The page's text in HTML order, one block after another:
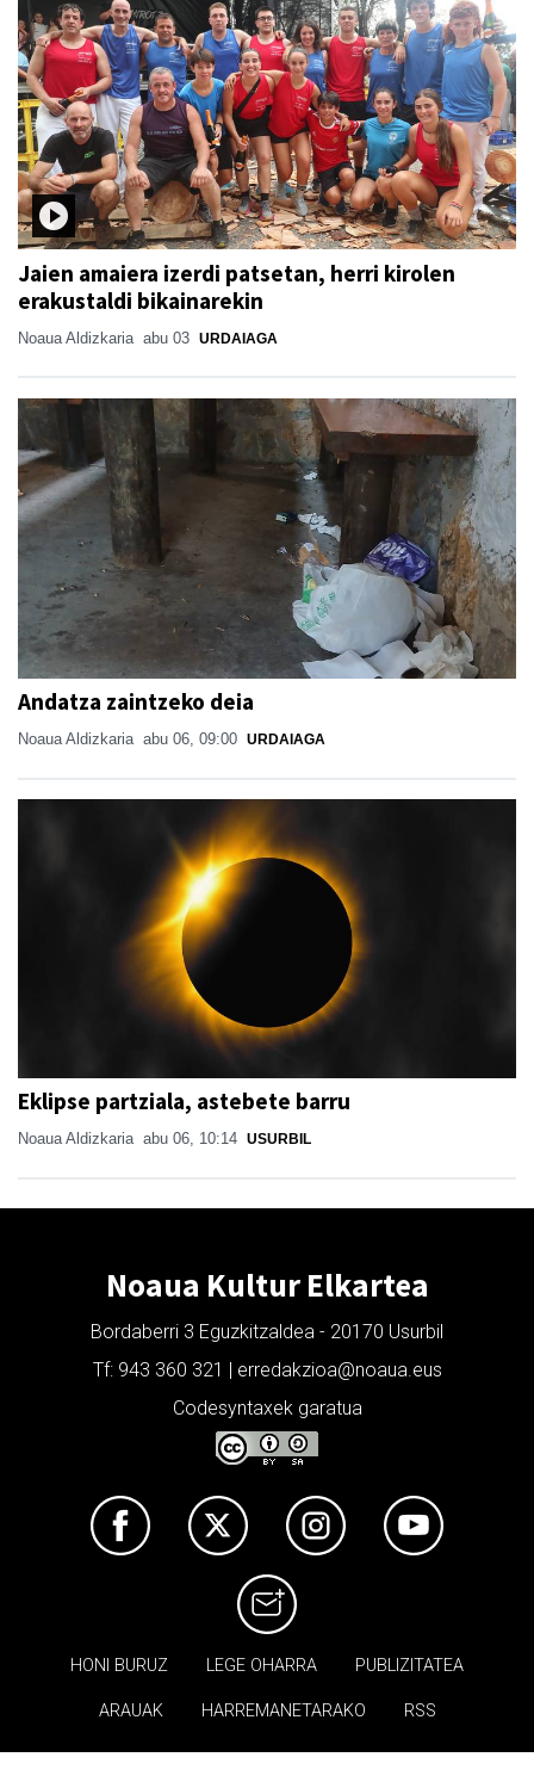
Jaien amaiera izerdi patsetan, herri kirolen
erakustaldi bikainarekin
Noaua Aldizkaria abu 03 URDAIAGA
Andatza zaintzeko deia
Noaua Aldizkaria abu 06, 09:00 URDAIAGA
Eklipse partziala, astebete barru
Noaua Aldizkaria abu 06, 10:14 USURBIL
Noaua Kultur Elkartea
Bordaberri 3 Eguzkitzaldea - 20170 Usurbil
Tf: 943 360 321 | erredakzioa@noaua.eus
Codesyntaxek garatua
HONI BURUZ LEGE OHARRA PUBLIZITATEA
ARAUAK HARREMANETARAKO RSS